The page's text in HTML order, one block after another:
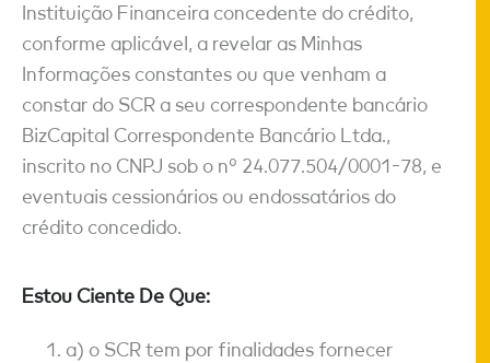
Instituição Financeira concedente do crédito,
conforme aplicável, a revelar as Minhas
Informações constantes ou que venham a
constar do SCR a seu correspondente bancário
BizCapital Correspondente Bancário Ltda.,
inscrito no CNPJ sob o nº 24.077.504/0001-78, e
eventuais cessionários ou endossatários do
crédito concedido.
Estou Ciente De Que:
a) o SCR tem por finalidades fornecer